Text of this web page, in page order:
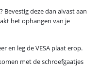
Bevestig deze dan alvast aan
het ophangen van je
en leg de VESA plaat erop.
met de schroefgaatjes